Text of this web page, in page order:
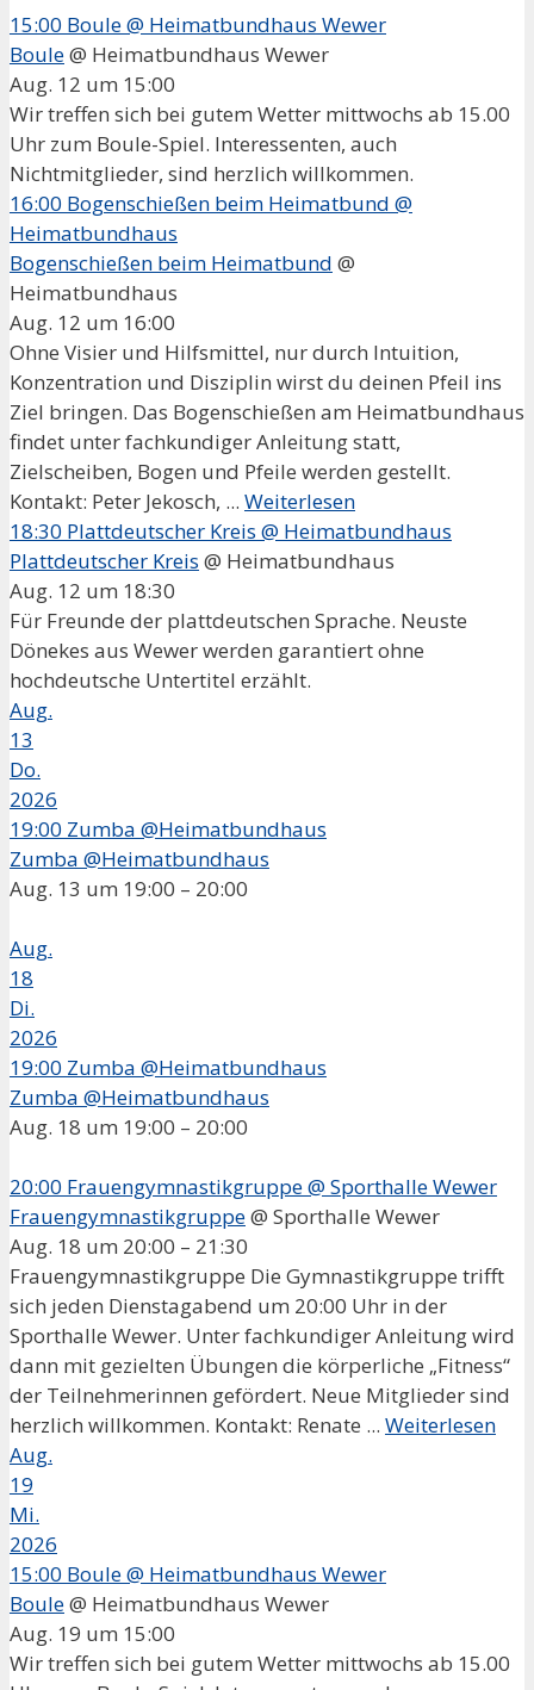
15:00 Boule@ Heimatbundhaus Wewer
Boule@ Heimatbundhaus Wewer
Aug. 12 um 15:00
Wir treffen sich bei gutem Wetter mittwochs ab 15.00
Uhr zum Boule-Spiel. Interessenten, auch
Nichtmitglieder, sind herzlich willkommen.
16:00 Bogenschießen beim Heimatbund @
Heimatbundhaus
Bogenschießen beim Heimatbund @
Heimatbundhaus
Aug. 12 um 16:00
Ohne Visier und Hilfsmittel, nur durch Intuition,
Konzentration und Disziplin wirst du deinen Pfeil ins
Ziel bringen. Das Bogenschießen am Heimatbundhaus
findet unter fachkundiger Anleitung statt,
Zielscheiben, Bogen und Pfeile werden gestellt.
Kontakt: Peter Jekosch, ... Weiterlesen
18:30 Plattdeutscher Kreis @ Heimatbundhaus
Plattdeutscher Kreis @ Heimatbundhaus
Aug. 12 um 18:30
Für Freunde der plattdeutschen Sprache. Neuste
Dönekes aus Wewer werden garantiert ohne
hochdeutsche Untertitel erzählt.
Aug.
13
Do.
2026
19:00 Zumba @Heimatbundhaus
Zumba @Heimatbundhaus
Aug. 13 um 19:00 – 20:00
Aug.
18
Di.
2026
19:00 Zumba @Heimatbundhaus
Zumba @Heimatbundhaus
Aug. 18 um 19:00 – 20:00
20:00 Frauengymnastikgruppe@ Sporthalle Wewer
Frauengymnastikgruppe@ Sporthalle Wewer
Aug. 18 um 20:00 – 21:30
Frauengymnastikgruppe Die Gymnastikgruppe trifft
sich jeden Dienstagabend um 20:00 Uhr in der
Sporthalle Wewer. Unter fachkundiger Anleitung wird
dann mit gezielten Übungen die körperliche „Fitness“
der Teilnehmerinnen gefördert. Neue Mitglieder sind
herzlich willkommen. Kontakt: Renate ... Weiterlesen
Aug.
19
Mi.
2026
15:00 Boule@ Heimatbundhaus Wewer
Boule@ Heimatbundhaus Wewer
Aug. 19 um 15:00
Wir treffen sich bei gutem Wetter mittwochs ab 15.00